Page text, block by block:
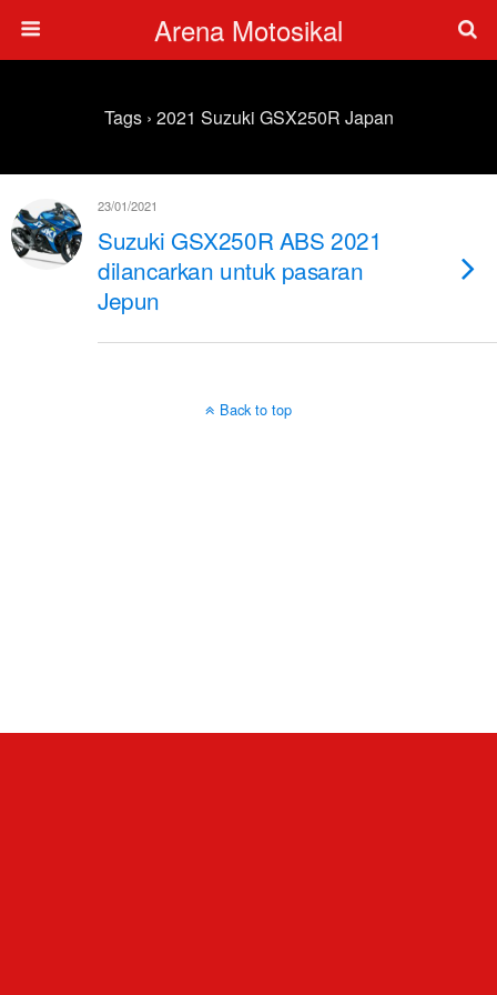
Arena Motosikal
Tags › 2021 Suzuki GSX250R Japan
23/01/2021
Suzuki GSX250R ABS 2021
dilancarkan untuk pasaran
Jepun
Back to top